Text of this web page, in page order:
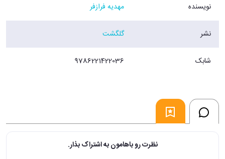
نویسنده مهدیه فرازفر
نشر گلگشت
شابک 9786221422036
نظرت رو باهامون به اشتراک بذار.